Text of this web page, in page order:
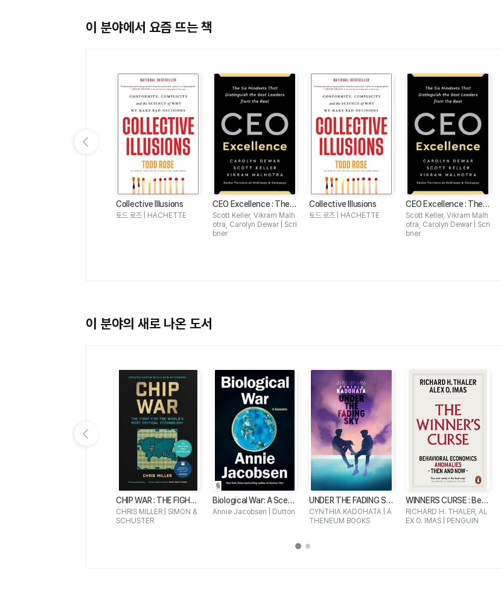
이 분야에서 요즘 뜨는 책
Collective Illusions
토드 로즈 | HACHETTE
CEO Excellence : The S
ix Mindsets That Distin
guish the Best Leaders
from the Rest
Scott Keller, Vikram Malh
otra, Carolyn Dewar | Scri
bner
Collective Illusions
토드 로즈 | HACHETTE
CEO Excellence : The S
ix Mindsets That Distin
guish the Best Leaders
from the Rest
Scott Keller, Vikram Malh
otra, Carolyn Dewar | Scri
bner
이 분야의 새로 나온 도서
CHIP WAR : THE FIGHT
FOR THE WORLDS MO
ST CRITICAL TECHNO
CHRIS MILLER | SIMON &
SCHUSTER
Biological War: A Scen
ario
Annie Jacobsen | Dutton
UNDER THE FADING SK
Y
CYNTHIA KADOHATA | A
THENEUM BOOKS
WINNERS CURSE : Beh
avioral Economics Ano
malies Then and Now
RICHARD H. THALER, AL
EX O. IMAS | PENGUIN